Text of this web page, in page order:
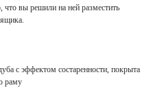
что вы решили на ней разместить
с эффектом состаренности, покрыта
раму